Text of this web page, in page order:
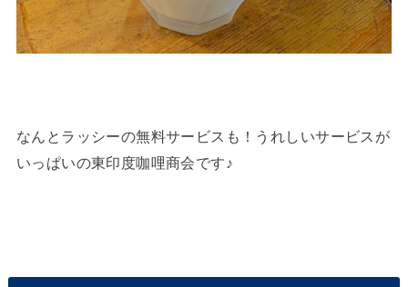
なんとラッシーの無料サービスも！うれしいサービスが
いっぱいの東印度咖哩商会です♪